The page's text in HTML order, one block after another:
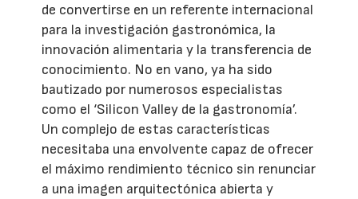
de convertirse en un referente internacional
para la investigación gastronómica, la
innovación alimentaria y la transferencia de
conocimiento. No en vano, ya ha sido
bautizado por numerosos especialistas
como el ‘Silicon Valley de la gastronomía’.
Un complejo de estas características
necesitaba una envolvente capaz de ofrecer
el máximo rendimiento técnico sin renunciar
a una imagen arquitectónica abierta y